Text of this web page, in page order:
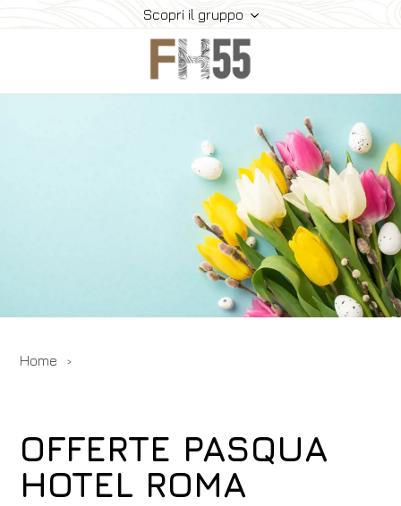
Scopri il gruppo
Home
Storia
Collection
Meeting
Contatti
Offerte
Ispirazioni
Home
OFFERTE PASQUA
HOTEL ROMA